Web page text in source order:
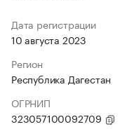
Дата регистрации
10 августа 2023
Регион
Республика Дагестан
ОГРНИП
323057100092709